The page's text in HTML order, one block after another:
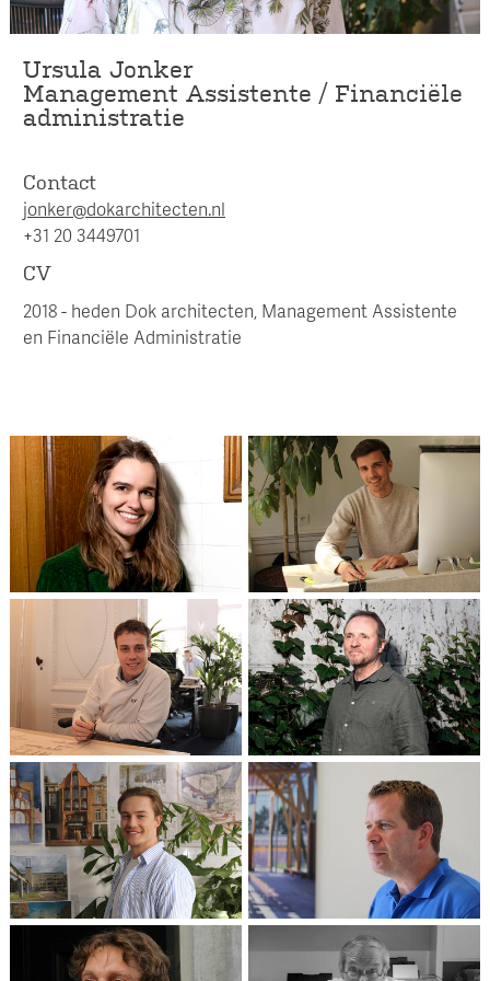
Ursula Jonker
Management Assistente / Financiële
administratie
Contact
jonker@dokarchitecten.nl
+31 20 3449701
CV
2018 - heden Dok architecten, Management Assistente
en Financiële Administratie
Kim Wandel
Partner / Architect
Wouter Weelink
Architect i.o. / Technisch
Ontwerper
Dennis Knegt
Stagiaire
Patrick Cannon
Partner
Floris de Werd
Stagiaire
Johan Rombouts
Senior Ontwerper